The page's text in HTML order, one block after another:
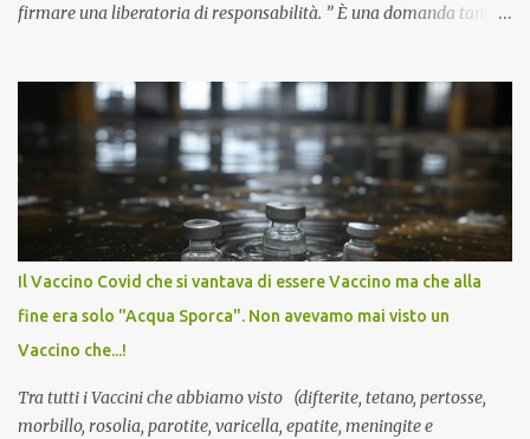
firmare una liberatoria di responsabilità. ” È una domanda tanto
pandemia. Un interrogativo che dovrebbe scuotere chiunque abbia
ancora il coraggio di pensare con la propria testa. Per il vaccino
anti-Covid, un pro-farmaco, con autorizzazione condizionata,
sviluppato in tempi record, con tecnologie mai utilizzate prima su
larga scala, ancora oggetto di studio e di discussione
internazionale serve solo una firma. La tua. Lo si somministra
anche a persone sane, giovani, senza fattori di rischio, spesso già
serve una prescrizione. Non c’è diagnosi. Non c’è presa in carico.
L’unico atto richiesto è una fi...
Il Vaccino Covid che si vantava di essere Vaccino ma che alla
fine era solo "Acqua Sporca". Non avevamo mai visto un
Vaccino che...!
Tra tutti i Vaccini che abbiamo visto (difterite, tetano, pertosse,
morbillo, rosolia, parotite, varicella, epatite, meningite e